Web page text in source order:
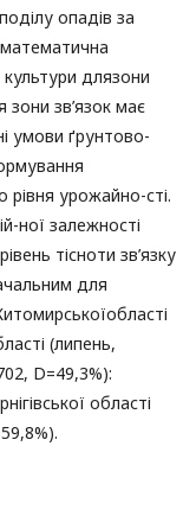
опадів за
длязони
зв’язок має
умови ґрунтово-
урожайно-сті.
ної залежності
тісноти зв’язку
для
(липень,
D=49,3%):
області